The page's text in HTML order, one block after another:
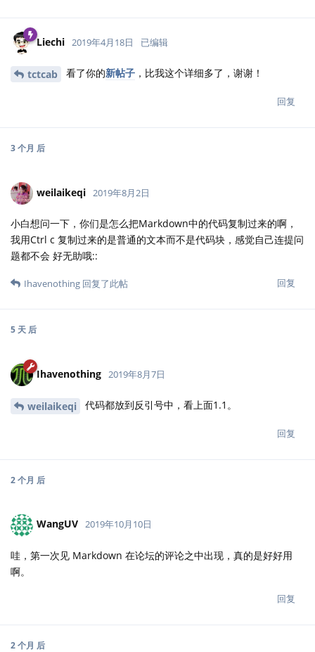
Liechi 2019年4月18日 已编辑
tctcab 看了你的新帖子 ，比我这个详细多了，谢谢！
回复
3 个月 后
weilaikeqi 2019年8月2日
小白想问一下，你们是怎么把Markdown中的代码复制过来的啊，
我用Ctrl c 复制过来的是普通的文本而不是代码块，感觉自己连提问
题都不会 好无助哦::
回复
Ihavenothing 回复了此帖
5 天 后
Ihavenothing 2019年8月7日
weilaikeqi 代码都放到反引号中，看上面1.1。
回复
2 个月 后
WangUV 2019年10月10日
哇，第一次见 Markdown 在论坛的评论之中出现，真的是好好用
啊。
回复
2 个月 后